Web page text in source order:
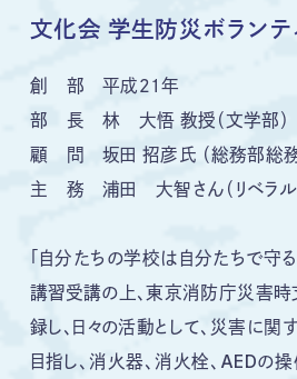
文化会 学生防災ボランテ
創 部 平成２１年
部 長 林 大悟 教授（文学部）
顧 問 坂田 招彦氏 （総務部総務
主 務 浦田 大智さん（リベラル
「自分たちの学校は自分たちで守
講習受講の上、東京消防庁災害時
録し、日々の活動として、災害に関
目指し、消火器、消火栓、AEDの